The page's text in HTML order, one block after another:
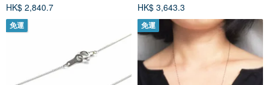
HK$ 2,840.7
HK$ 3,643.3
免運 免運